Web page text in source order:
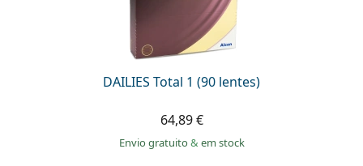
DAILIES Total 1 (90 lentes)
64,89 €
Envio gratuito& em stock